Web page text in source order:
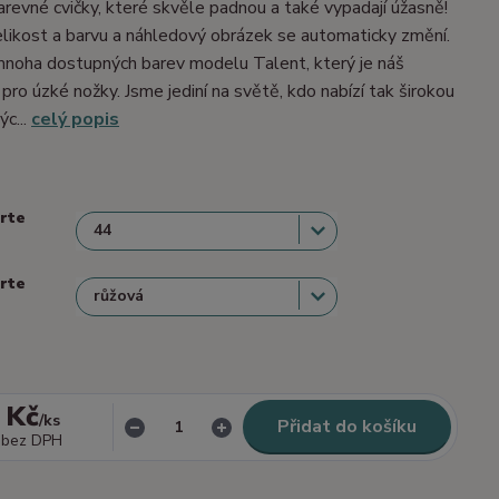
cvičky, které skvěle padnou a také vypadají úžasně!
a barvu a náhledový obrázek se automaticky změní.
dostupných barev modelu Talent, který je náš
úzké nožky. Jsme jediní na světě, kdo nabízí tak širokou
celý popis
/ks
bez DPH
Přidat do košíku